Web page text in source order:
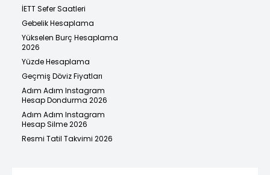
İETT Sefer Saatleri
Gebelik Hesaplama
Yükselen Burç Hesaplama
2026
Yüzde Hesaplama
Geçmiş Döviz Fiyatları
Adım Adım Instagram
Hesap Dondurma 2026
Adım Adım Instagram
Hesap Silme 2026
Resmi Tatil Takvimi 2026